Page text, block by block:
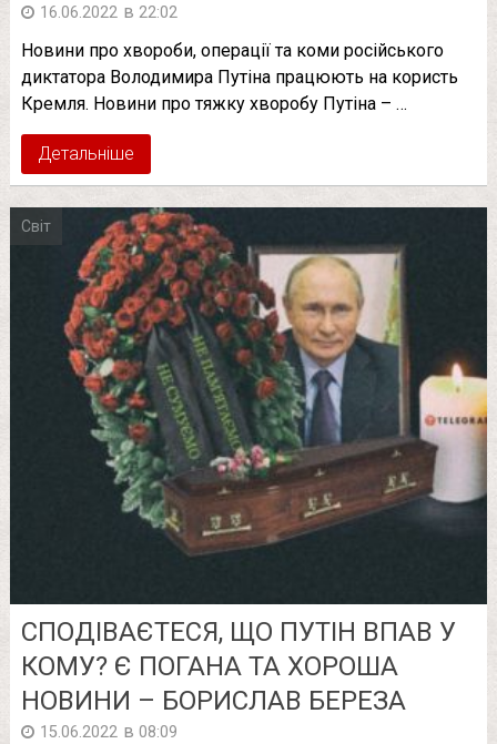
16.06.2022 в 22:02
Новини про хвороби, операції та коми російського
диктатора Володимира Путіна працюють на користь
Кремля. Новини про тяжку хворобу Путіна – …
Детальніше
Світ
СПОДІВАЄТЕСЯ, ЩО ПУТІН ВПАВ У
КОМУ? Є ПОГАНА ТА ХОРОША
НОВИНИ – БОРИСЛАВ БЕРЕЗА
15.06.2022 в 08:09